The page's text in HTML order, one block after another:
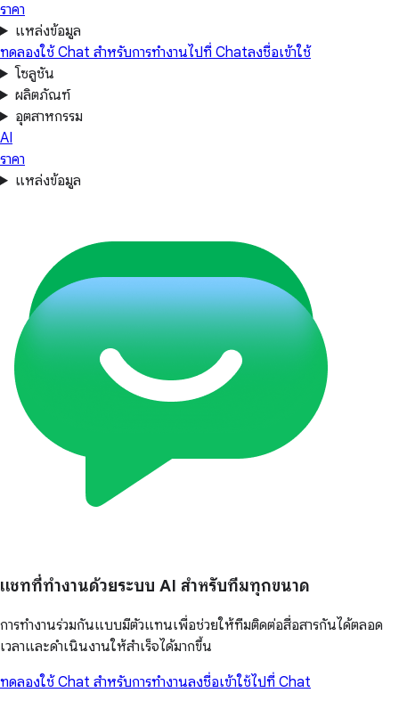
ราคา
แหล่งข้อมูล
ทดลองใช้ Chat สำหรับการทำงานไปที่ Chatลงชื่อเข้าใช้
โซลูชัน
ผลิตภัณฑ์
อุตสาหกรรม
AI
ราคา
แหล่งข้อมูล
แชทที่ทำงานด้วยระบบ AI สำหรับทีมทุกขนาด
การทำงานร่วมกันแบบมีตัวแทนเพื่อช่วยให้ทีมติดต่อสื่อสารกันได้ตลอด
เวลาและดำเนินงานให้สำเร็จได้มากขึ้น
ทดลองใช้ Chat สำหรับการทำงานลงชื่อเข้าใช้ไปที่ Chat